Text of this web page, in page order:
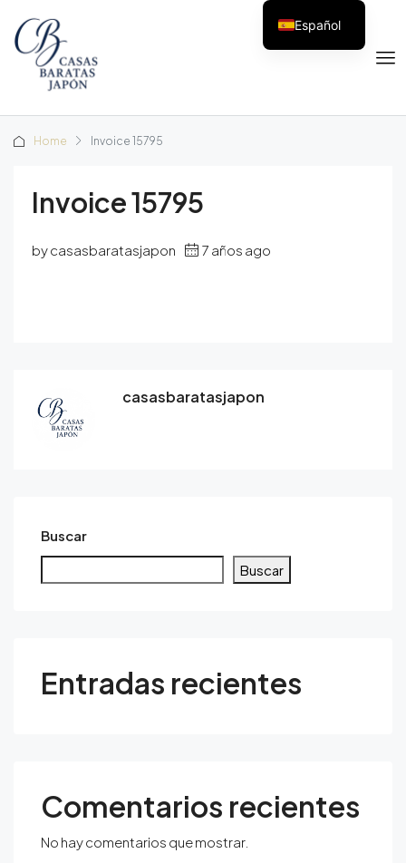
Home Invoice 15795
Invoice 15795
by casasbaratasjapon 7 años ago
casasbaratasjapon
Buscar
Buscar
Entradas recientes
Comentarios recientes
No hay comentarios que mostrar.
Español